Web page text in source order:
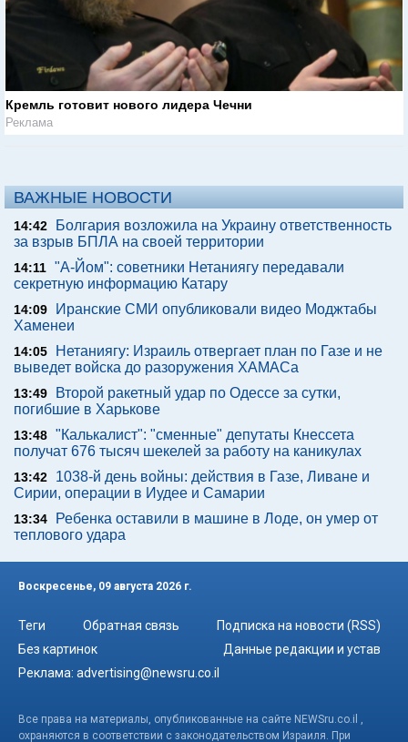
Кремль готовит нового лидера Чечни
Реклама
ВАЖНЫЕ НОВОСТИ
14:42
Болгария возложила на Украину ответственность
за взрыв БПЛА на своей территории
14:11 "А-Йом": советники Нетаниягу передавали
секретную информацию Катару
14:09
Иранские СМИ опубликовали видео Моджтабы
Хаменеи
14:05
Нетаниягу: Израиль отвергает план по Газе и не
выведет войска до разоружения ХАМАСа
13:49
Второй ракетный удар по Одессе за сутки,
погибшие в Харькове
13:48 "Калькалист": "сменные" депутаты Кнессета
получат 676 тысяч шекелей за работу на каникулах
13:42
1038-й день войны: действия в Газе, Ливане и
Сирии, операции в Иудее и Самарии
13:34
Ребенка оставили в машине в Лоде, он умер от
теплового удара
Воскресенье, 09 августа 2026 г.
Теги Обратная связь
Подписка на новости (RSS)
Без картинок
Данные редакции и устав
Реклама: advertising@newsru.co.il
Все права на материалы, опубликованные на сайте NEWSru.co.il ,
охраняются в соответствии с законодательством Израиля. При